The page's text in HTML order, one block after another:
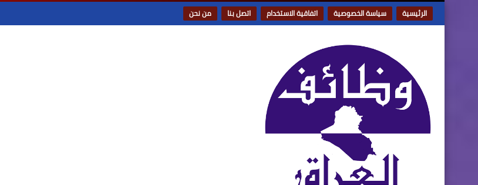
الرئيسية سياسة الخصوصية اتفاقية الاستخدام اتصل بنا من نحن